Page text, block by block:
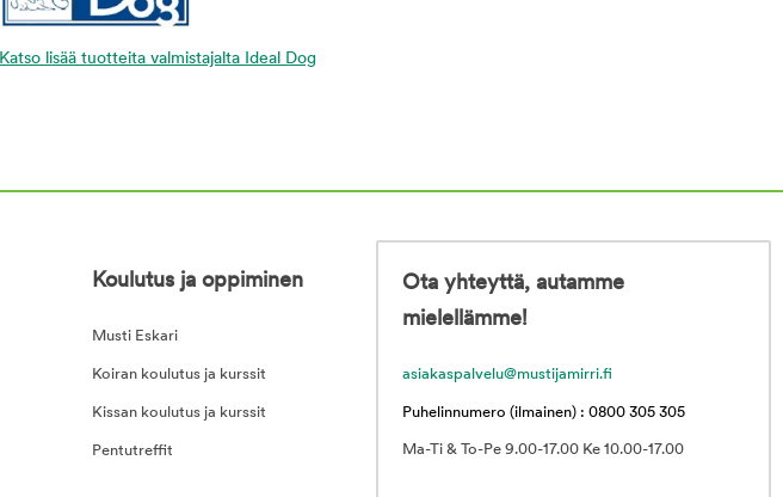
Katso lisää tuotteita valmistajalta Ideal Dog
Koulutus ja oppiminen
Musti Eskari
Koiran koulutus ja kurssit
Kissan koulutus ja kurssit
Pentutreffit
Ota yhteyttä, autamme
mielellämme!
asiakaspalvelu@mustijamirri.fi
Puhelinnumero (ilmainen) : 0800 305 305
Ma-Ti & To-Pe 9.00-17.00 Ke 10.00-17.00